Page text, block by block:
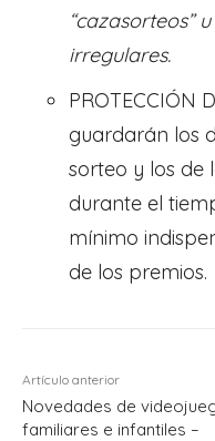
“cazasorteos”
irregulares.
PROTECCIÓN
guardarán los
sorteo y los de
durante el
mínimo
de los premios.
Artículo anterior
Novedades de
familiares e infantiles –